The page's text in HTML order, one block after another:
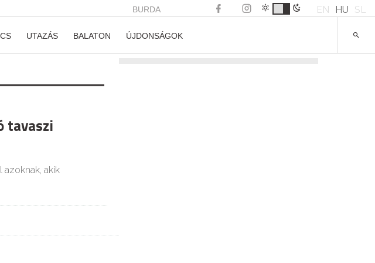
BURDA EN HU SL
UTAZÁS BALATON ÚJDONSÁGOK
tavaszi
azoknak, akik